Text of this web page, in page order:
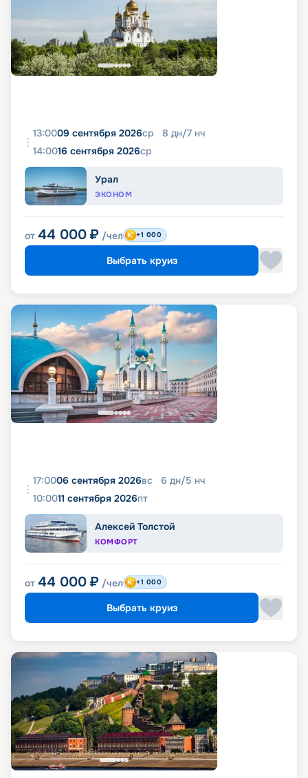
13:0009 сентября 2026ср 8 дн/7 нч
14:0016 сентября 2026ср
Урал
ЭКОНОМ
от 44 000 ₽ /чел +1 000
Выбрать круиз
17:0006 сентября 2026вс 6 дн/5 нч
10:0011 сентября 2026пт
Алексей Толстой
КОМФОРТ
от 44 000 ₽ /чел +1 000
Выбрать круиз